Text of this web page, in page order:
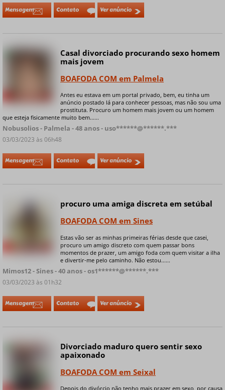
Mensagem Contato Ver anúncio
Online
Casal divorciado procurando sexo homem
mais jovem
BOAFODA COM em Palmela
Antes eu estava em um portal privado, bem, eu tinha um
anúncio postado lá para conhecer pessoas, mas não sou uma
prostituta. Procuro um homem mais jovem ou um homem
que esteja fisicamente muito bem......
Nobusolios - Palmela - 48 anos - uso******@******.***
03/03/2023 às 06h48
Mensagem Contato Ver anúncio
procuro uma amiga discreta em setúbal
BOAFODA COM em Sines
Estas vão ser as minhas primeiras férias desde que casei,
procuro um amigo discreto com quem passar bons
momentos de prazer, um amigo foda com quem visitar a ilha
e divertir-me pelo caminho. Não estou......
Mimos12 - Sines - 40 anos - os1******@******.***
03/03/2023 às 01h32
Mensagem Contato Ver anúncio
Divorciado maduro quero sentir sexo
apaixonado
BOAFODA COM em Seixal
Depois do divórcio não tenho mais prazer em sexo, por causa